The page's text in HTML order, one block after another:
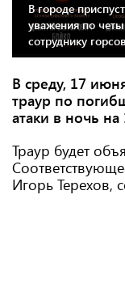
В городе
уважения по
сотруднику
В среду, 17
траур по
атаки в ночь
Траур будет
Игорь Терехов,